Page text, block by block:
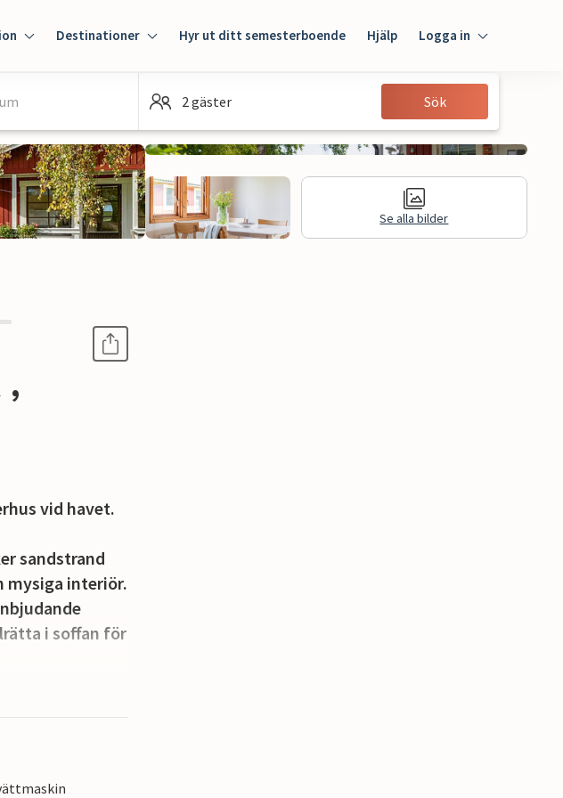
Destinationer Hyr ut ditt semesterboende Hjälp Logga in
Gäst
2 gäster Sök
Se alla bilder
vid havet.
sandstrand
mysiga interiör.
i soffan för